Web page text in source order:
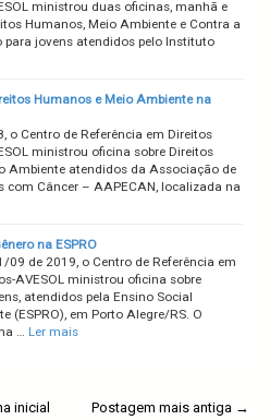
ministrou duas oficinas, manhã e
Humanos, Meio Ambiente e Contra a
para jovens atendidos pelo Instituto
Humanos e Meio Ambiente na
o Centro de Referência em Direitos
ministrou oficina sobre Direitos
Ambiente atendidos da Associação de
com Câncer – AAPECAN, localizada na
na ESPRO
09 de 2019, o Centro de Referência em
AVESOL ministrou oficina sobre
atendidos pela Ensino Social
(ESPRO), em Porto Alegre/RS. O
… Ler mais
Postagem mais antiga →
inicial